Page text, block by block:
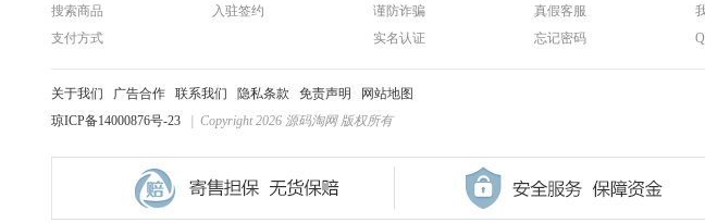
搜索商品
支付方式
入驻签约
谨防诈骗
实名认证
真假客服
忘记密码
关于我们 广告合作 联系我们 隐私条款 免责声明
网站地图
琼ICP备14000876号-23
| Copyright 2026 源码淘网 版权所有